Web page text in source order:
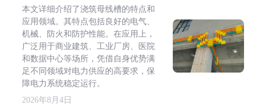
本文详细介绍了浇筑母线槽的特点和
应用领域。其特点包括良好的电气、
机械、防火和防护性能。在应用上，
广泛用于商业建筑、工业厂房、医院
和数据中心等场所，凭借自身优势满
足不同领域对电力供应的高要求，保
障电力系统稳定运行。
2026年8月4日